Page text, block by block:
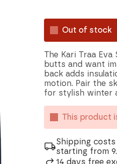
Out of stock
The Kari Traa
butts and want
back adds
motion. Pair the
for stylish winter
This product
Shipping
starting from
14 days free